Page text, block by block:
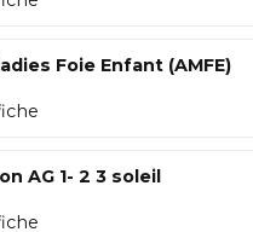
Foie Enfant (AMFE)
AG 1- 2 3 soleil